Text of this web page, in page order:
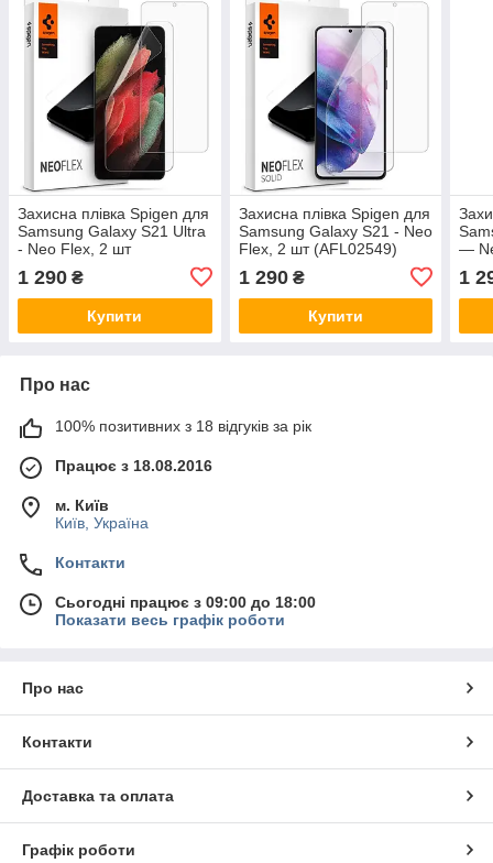
Захисна плівка Spigen для
Samsung Galaxy S21 Ultra
- Neo Flex, 2 шт
1 290 ₴
Купити
Захисна плівка Spigen для
Samsung Galaxy S21 - Neo
Flex, 2 шт (AFL02549)
1 290₴
Купити
—
1
Про нас
100% позитивних з 18 відгуків за рік
Працює з 18.08.2016
м. Київ
Київ, Україна
Контакти
Сьогодні працює з 09:00 до 18:00
Показати весь графік роботи
Про нас
Контакти
Доставка та оплата
Графік роботи